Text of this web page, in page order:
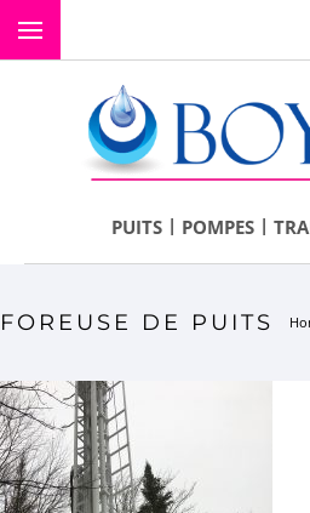
PUITS | POMPES |
FOREUSE DE PUITS